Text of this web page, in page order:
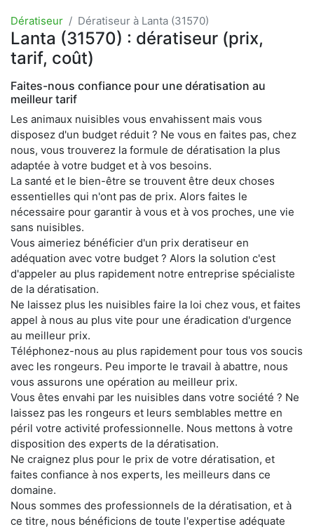
Dératiseur Dératiseur à Lanta (31570)
Lanta (31570) : dératiseur (prix,
tarif, coût)
Faites-nous confiance pour une dératisation au
meilleur tarif
Les animaux nuisibles vous envahissent mais vous
disposez d'un budget réduit ? Ne vous en faites pas, chez
nous, vous trouverez la formule de dératisation la plus
adaptée à votre budget et à vos besoins.
La santé et le bien-être se trouvent être deux choses
essentielles qui n'ont pas de prix. Alors faites le
nécessaire pour garantir à vous et à vos proches, une vie
sans nuisibles.
Vous aimeriez bénéficier d'un prix deratiseur en
adéquation avec votre budget ? Alors la solution c'est
d'appeler au plus rapidement notre entreprise spécialiste
de la dératisation.
Ne laissez plus les nuisibles faire la loi chez vous, et faites
appel à nous au plus vite pour une éradication d'urgence
au meilleur prix.
Téléphonez-nous au plus rapidement pour tous vos soucis
avec les rongeurs. Peu importe le travail à abattre, nous
vous assurons une opération au meilleur prix.
Vous êtes envahi par les nuisibles dans votre société ? Ne
laissez pas les rongeurs et leurs semblables mettre en
péril votre activité professionnelle. Nous mettons à votre
disposition des experts de la dératisation.
Ne craignez plus pour le prix de votre dératisation, et
faites confiance à nos experts, les meilleurs dans ce
domaine.
Nous sommes des professionnels de la dératisation, et à
ce titre, nous bénéficions de toute l'expertise adéquate